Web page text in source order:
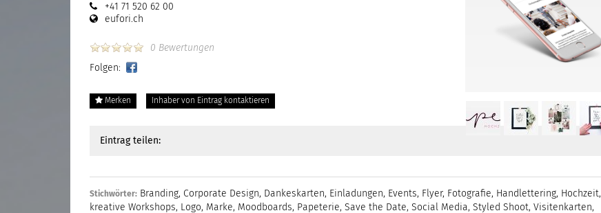
+41 71 520 62 00
eufori.ch
0 Bewertungen
Folgen:
Merken Inhaber von Eintrag kontaktieren
Eintrag teilen:
Stichwörter: Branding, Corporate Design, Dankeskarten, Einladungen, Events, Flyer, Fotografie, Handlettering, Hochzeit,
kreative Workshops, Logo, Marke, Moodboards, Papeterie, Save the Date, Social Media, Styled Shoot, Visitenkarten,